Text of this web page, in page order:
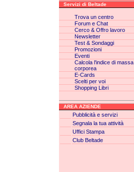
Servizi di Beltade
Trova un centro
Forum e Chat
Cerco & Offro lavoro
Newsletter
Test & Sondaggi
Promozioni
Eventi
Calcola l'indice di massa
corporea
E-Cards
Scelti per voi
Shopping Libri
AREA AZIENDE
Pubblicità e servizi
Segnala la tua attività
Uffici Stampa
Club Beltade